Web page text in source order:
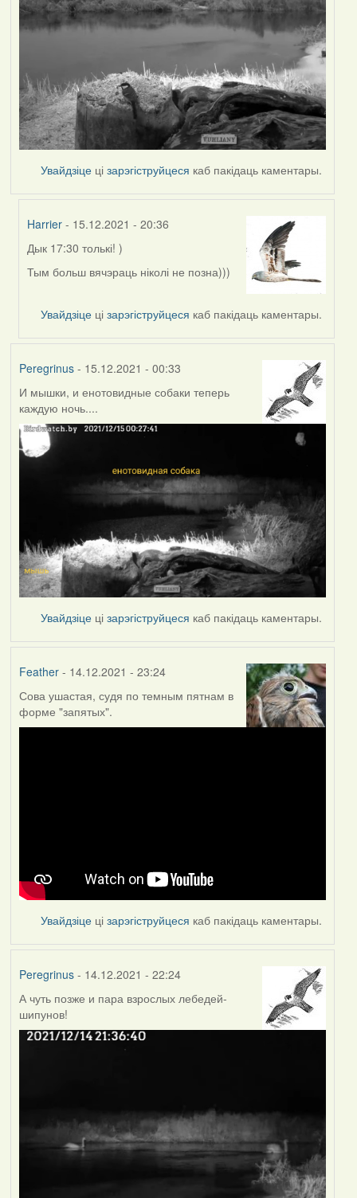
Увайдзіце цізарэгіструйцеся каб пакідаць каментары.
Harrier - 15.12.2021 - 20:36
In
reply
Peregrinus
Дык 17:30 толькі! )
Тым больш вячэраць ніколі не позна)))
Увайдзіце цізарэгіструйцеся каб пакідаць каментары.
Peregrinus- 15.12.2021 - 00:33
И мышки, и енотовидные собаки теперь
каждую ночь....
Увайдзіце цізарэгіструйцеся каб пакідаць каментары.
Feather- 14.12.2021 - 23:24
Сова ушастая, судя по темным пятнам в
форме "запятых".
Увайдзіце цізарэгіструйцеся каб пакідаць каментары.
Peregrinus- 14.12.2021 - 22:24
А чуть позже и пара взрослых лебедей-
шипунов!